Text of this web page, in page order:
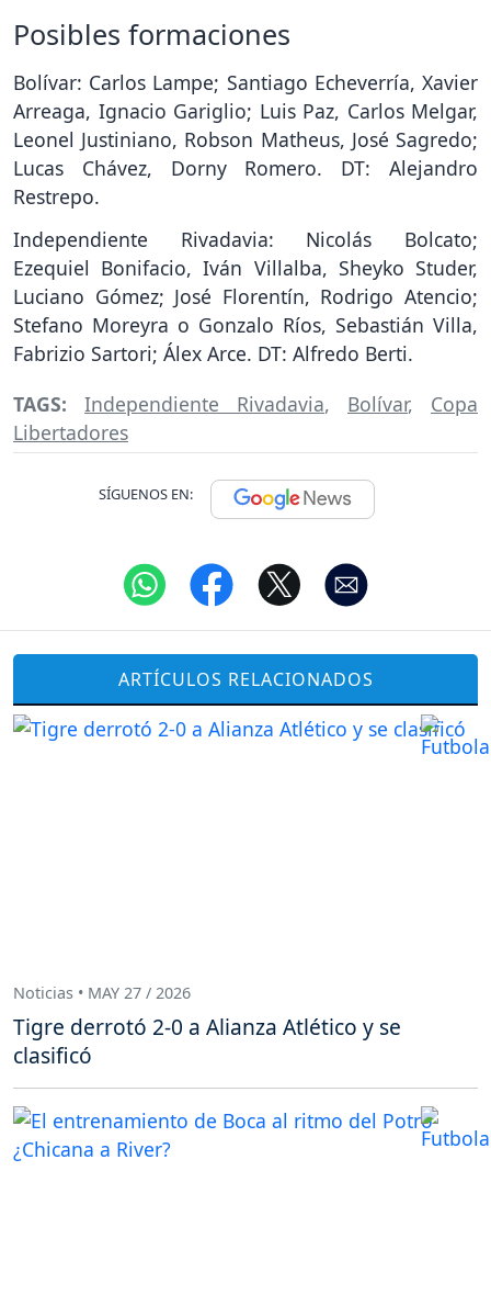
Posibles formaciones
Bolívar: Carlos Lampe; Santiago Echeverría, Xavier
Arreaga, Ignacio Gariglio; Luis Paz, Carlos Melgar,
Leonel Justiniano, Robson Matheus, José Sagredo;
Lucas Chávez, Dorny Romero. DT: Alejandro
Restrepo.
Independiente Rivadavia: Nicolás Bolcato;
Ezequiel Bonifacio, Iván Villalba, Sheyko Studer,
Luciano Gómez; José Florentín, Rodrigo Atencio;
Stefano Moreyra o Gonzalo Ríos, Sebastián Villa,
Fabrizio Sartori; Álex Arce. DT: Alfredo Berti.
TAGS: Independiente Rivadavia, Bolívar, Copa
Libertadores
SÍGUENOS EN:
ARTÍCULOS RELACIONADOS
Noticias • MAY 27 / 2026
Tigre derrotó 2-0 a Alianza Atlético y se
clasificó